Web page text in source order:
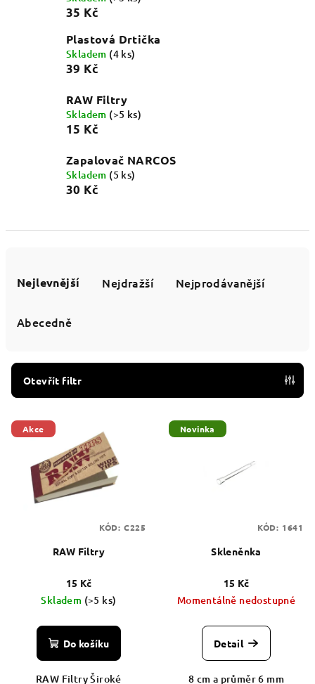
35 Kč
Plastová Drtička
Skladem (4 ks)
39 Kč
RAW Filtry
Skladem (>5 ks)
15 Kč
Zapalovač NARCOS
Skladem (5 ks)
30 Kč
r
o
d
Nejlevnější Nejdražší Nejprodávanější
Abecedně
Otevřít filtr
V
ý
Akce
RAW Filtry
15 Kč
Skladem (>5 ks)
Do košíku
RAW Filtry Široké
KÓD: C225
Novinka
Skleněnka
15 Kč
Momentálně nedostupné
Detail
8 cm a průměr 6 mm
KÓD: 1641